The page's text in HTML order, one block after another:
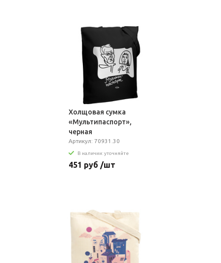
Холщовая сумка
«Мультипаспорт»,
черная
Артикул: 70931.30
В наличии: уточняйте
451 руб /шт